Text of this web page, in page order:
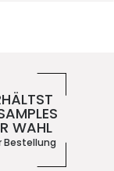
WAHL
Bestellung